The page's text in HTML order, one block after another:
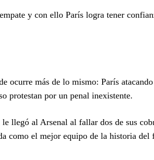
y con ello París logra tener
ocurre más de lo mismo: París
protestan por un penal inexistente.
llegó al Arsenal al fallar dos de sus
como el mejor equipo de la historia del